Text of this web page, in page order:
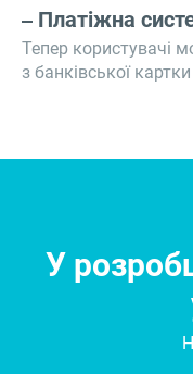
Платіжна
Тепер користувачі
з банківської картки
У